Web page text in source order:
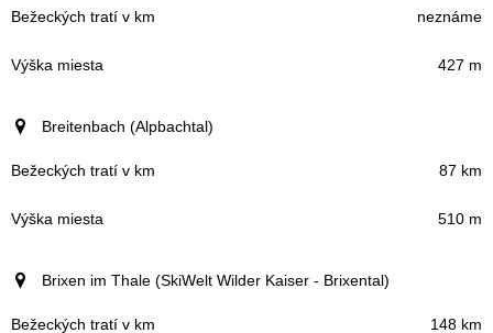
neznáme
427 m
Breitenbach (Alpbachtal)
87 km
510 m
Brixen im Thale (SkiWelt Wilder Kaiser - Brixental)
148 km